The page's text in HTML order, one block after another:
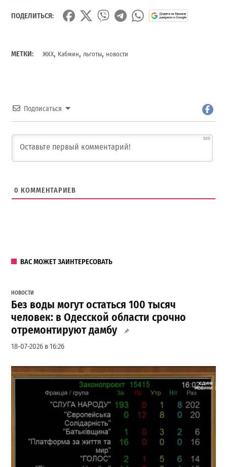
ПОДЕЛИТЬСЯ:
МЕТКИ: ЖКХ, Кабмин,льготы, новости
Подписаться
500
0 КОММЕНТАРИЕВ
ВАС МОЖЕТ ЗАИНТЕРЕСОВАТЬ
НОВОСТИ
Без воды могут остаться 100 тысяч
человек: в Одесской области срочно
отремонтируют дамбу
18-07-2026 в 16:26